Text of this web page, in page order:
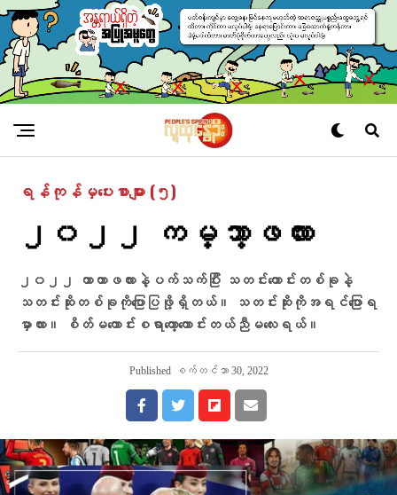
ရန်ကုန်မှပေးစာများ (၅)
၂၀၂၂ ကမ္ဘာ့ဖလား
၂၀၂၂ ကာတာဖလားနဲ့ပက်သက်ပြီး သတင်းကောင်းတစ်ခုနဲ့
သတင်းဆိုးတစ်ခုကိုပြောပြဖို့ရှိတယ်။ သတင်းဆိုးကိုအရင်ပြောရ
မှာလား။ စိတ်မကောင်းစရာတော့ကောင်းတယ်ညီမလေးရယ်။
Published စက်တင်ဘာ 30, 2022